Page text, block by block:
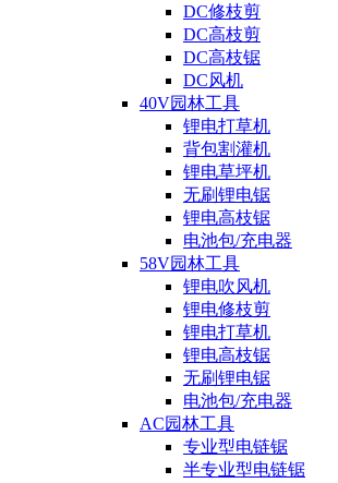
DC修枝剪
DC高枝剪
DC高枝锯
DC风机
40V园林工具
锂电打草机
背包割灌机
锂电草坪机
无刷锂电锯
锂电高枝锯
电池包/充电器
58V园林工具
锂电吹风机
锂电修枝剪
锂电打草机
锂电高枝锯
无刷锂电锯
电池包/充电器
AC园林工具
专业型电链锯
半专业型电链锯